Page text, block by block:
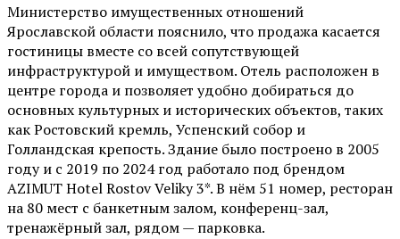
Министерство имущественных отношений
Ярославской области пояснило, что продажа касается
гостиницы вместе со всей сопутствующей
инфраструктурой и имуществом. Отель расположен в
центре города и позволяет удобно добираться до
основных культурных и исторических объектов, таких
как Ростовский кремль, Успенский собор и
Голландская крепость. Здание было построено в 2005
году и с 2019 по 2024 год работало под брендом
AZIMUT Hotel Rostov Veliky 3*. В нём 51 номер, ресторан
на 80 мест с банкетным залом, конференц-зал,
тренажёрный зал, рядом — парковка.